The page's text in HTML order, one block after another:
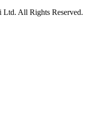
All Rights Reserved.